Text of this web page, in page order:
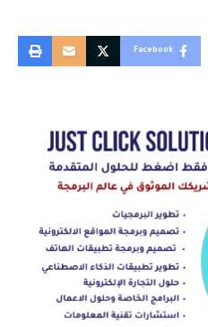
Facebook